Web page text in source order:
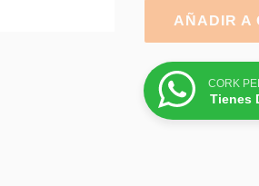
AÑADIR A
CORK
Tienes